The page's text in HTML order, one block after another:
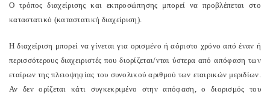
Ο τρόπος διαχείρισης και εκπροσώπησης μπορεί να προβλέπεται στο
καταστατικό (καταστατική διαχείριση).
Η διαχείριση μπορεί να γίνεται για ορισμένο ή αόριστο χρόνο από έναν ή
περισσότερους διαχειριστές που διορίζεται/νται ύστερα από απόφαση των
εταίρων της πλειοψηφίας του συνολικού αριθμού των εταιρικών μεριδίων.
Αν δεν ορίζεται κάτι συγκεκριμένο στην απόφαση, ο διορισμός του